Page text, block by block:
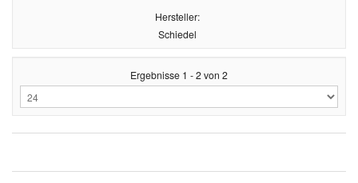
Hersteller:
Schiedel
Ergebnisse 1 - 2 von 2